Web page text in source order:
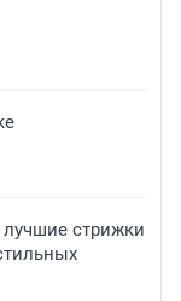
стрижки